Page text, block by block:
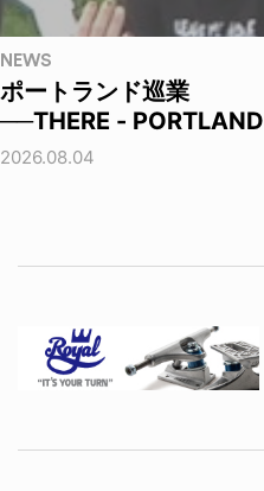
NEWS
ポートランド巡業
──THERE - PORTLAND
2026.08.04